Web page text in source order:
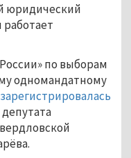
юридический
по выборам
одномандатному
зарегистрировалась